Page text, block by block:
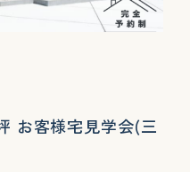
お客様宅見学会(三